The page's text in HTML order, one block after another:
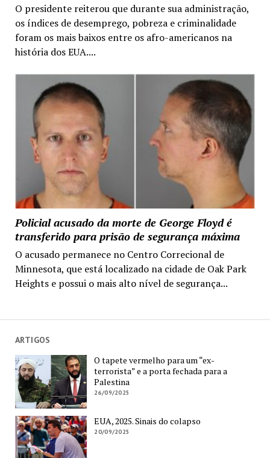
O presidente reiterou que durante sua administração,
os índices de desemprego, pobreza e criminalidade
foram os mais baixos entre os afro-americanos na
história dos EUA....
Policial acusado da morte de George Floyd é
transferido para prisão de segurança máxima
O acusado permanece no Centro Correcional de
Minnesota, que está localizado na cidade de Oak Park
Heights e possui o mais alto nível de segurança...
ARTIGOS
O tapete vermelho para um “ex-
terrorista” e a porta fechada para a
Palestina
26/09/2025
EUA, 2025. Sinais do colapso
20/09/2025